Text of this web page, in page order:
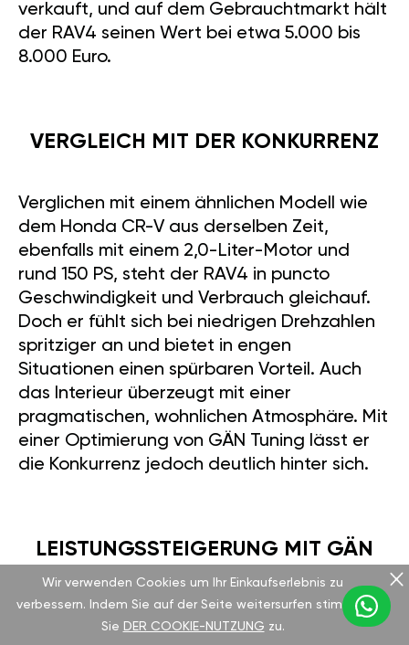
verkauft, und auf dem Gebrauchtmarkt hält
der RAV4 seinen Wert bei etwa 5.000 bis
8.000 Euro.
VERGLEICH MIT DER KONKURRENZ
Verglichen mit einem ähnlichen Modell wie
dem Honda CR-V aus derselben Zeit,
ebenfalls mit einem 2,0-Liter-Motor und
rund 150 PS, steht der RAV4 in puncto
Geschwindigkeit und Verbrauch gleichauf.
Doch er fühlt sich bei niedrigen Drehzahlen
spritziger an und bietet in engen
Situationen einen spürbaren Vorteil. Auch
das Interieur überzeugt mit einer
pragmatischen, wohnlichen Atmosphäre. Mit
einer Optimierung von GÄN Tuning lässt er
die Konkurrenz jedoch deutlich hinter sich.
LEISTUNGSSTEIGERUNG MIT GÄN
TUNING
Unser GÄN GT-Modul ist ein echter
Wir verwenden Cookies um Ihr Einkaufserlebnis zu
verbessern. Indem Sie auf der Seite weitersurfen stimmen
Sie DER COOKIE-NUTZUNG zu.